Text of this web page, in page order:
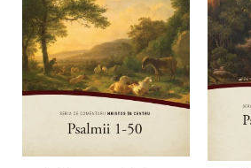
Viata din belsug
Viata de zi cu zi
Despre afaceri
Dezvoltare personala
Leadership
Sanatate / nutritie